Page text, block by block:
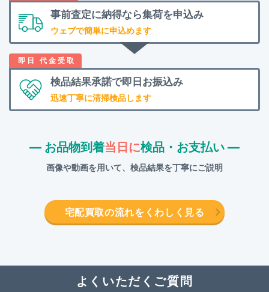
事前査定に納得なら集荷を申込み
ウェブで簡単に申込めます
検品結果承諾で即日お振込み
迅速丁寧に清掃検品します
― お品物到着当日に検品・お支払い ―
画像や動画を用いて、検品結果を丁寧にご説明
宅配買取の流れをくわしく見る
よくいただくご質問